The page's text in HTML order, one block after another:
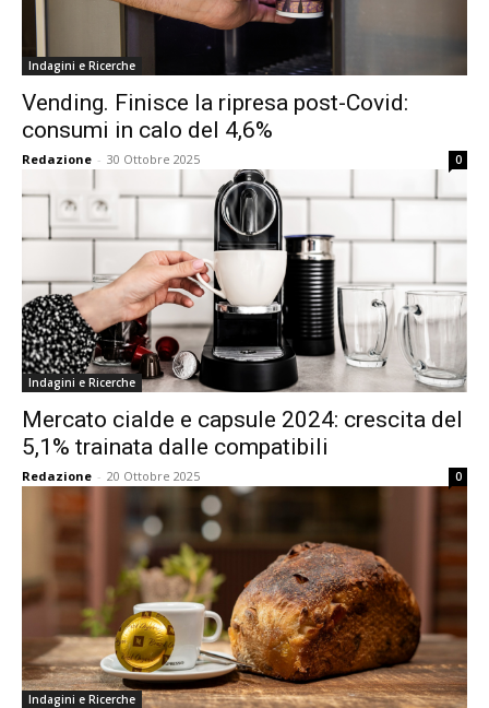
Indagini e Ricerche
Vending. Finisce la ripresa post-Covid:
consumi in calo del 4,6%
Redazione - 30 Ottobre 2025 0
Indagini e Ricerche
Mercato cialde e capsule 2024: crescita del
5,1% trainata dalle compatibili
Redazione - 20 Ottobre 2025 0
Indagini e Ricerche